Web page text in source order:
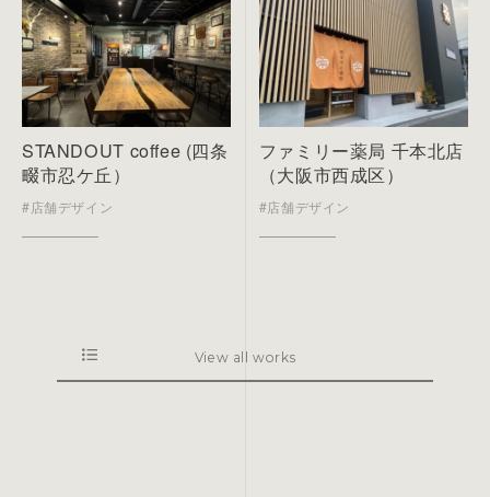
STANDOUT coffee (四条
畷市忍ケ丘）
#店舗デザイン
ファミリー薬局 千本北店
（大阪市西成区）
#店舗デザイン
View all works